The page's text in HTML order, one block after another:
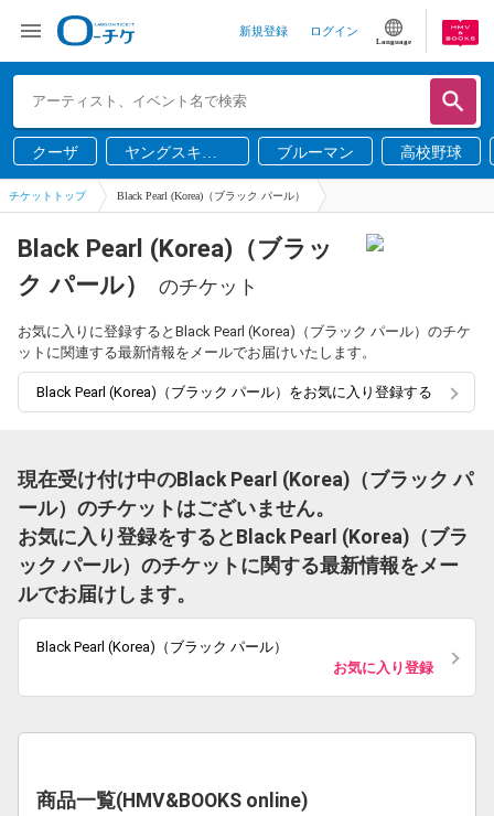
新規登録 ログイン
Language
クーザ
ヤングスキニ
ー
ブルーマン 高校野球
チケットトップ Black Pearl (Korea)（ブラック パール）
Black Pearl (Korea)（ブラッ
ク パール）
のチケット
お気に入りに登録するとBlack Pearl (Korea)（ブラック パール）のチケ
ットに関連する最新情報をメールでお届けいたします。
Black Pearl (Korea)（ブラック パール）をお気に入り登録する
現在受け付け中のBlack Pearl (Korea)（ブラック パ
ール）のチケットはございません。
お気に入り登録をするとBlack Pearl (Korea)（ブラ
ック パール）のチケットに関する最新情報をメー
ルでお届けします。
Black Pearl (Korea)（ブラック パール）
お気に入り登録
商品一覧(HMV&BOOKS online)